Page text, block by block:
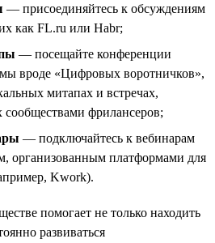
— присоединяйтесь к обсуждениям
как FL.ru или Habr;
— посещайте конференции
вроде «Цифровых воротничков»,
митапах и встречах,
сообществами фрилансеров;
— подключайтесь к вебинарам
организованным платформами для
Kwork).
помогает не только находить
развиваться